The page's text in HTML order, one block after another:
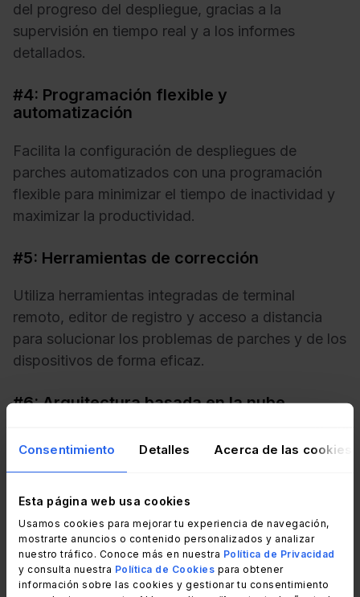
Consentimiento Detalles Acerca de las cookies
Esta página web usa cookies
Usamos cookies para mejorar tu experiencia de navegación,
mostrarte anuncios o contenido personalizados y analizar
nuestro tráfico. Conoce más en nuestra Política de Privacidad
y consulta nuestra Política de Cookies para obtener
información sobre las cookies y gestionar tu consentimiento
del progreso del despliegue, gracias a la
supervisión en tiempo real y a los informes
detallados.
#4: Programación flexible y
automatización
Facilita la configuración de despliegues de
parches automatizados con una programación
flexible para minimizar el tiempo de inactividad y
maximizar la productividad.
#5: Herramientas de corrección
Utiliza herramientas integradas de terminal
remoto, editor de registro y acceso a distancia
para solucionar los problemas de parches y de los
dispositivos de forma eficaz.
#6: Arquitectura basada en la nube
Ofrece la posibilidad de parchear los dispositivos
seguridad y reducir el tiempo de inactividad.
Reseñas y precios de NinjaOne Patch
Management